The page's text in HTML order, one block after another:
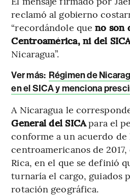
reclamó al gobierno
“recordándole queno son
Centroamérica, ni del
Nicaragua”.
Ver más: Régimen de
en el SICA y menciona
A Nicaragua le
General del SICApara el
conforme a un acuerdo de
centroamericanos de 2017,
Rica, en el que se definió
turnaría el cargo, guiados
rotación geográfica.